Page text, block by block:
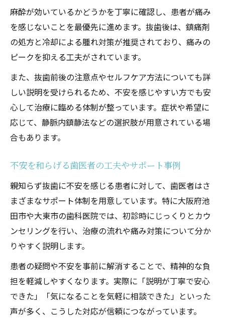
麻酔が効いているかどうかを丁寧に確認し、患者が痛み
を感じないことを最優先に進めます。抜歯後は、鎮痛剤
の処方と冷却による腫れ対策が推奨されており、痛みの
ピークを抑える工夫がされています。
また、抜歯前後の注意点やセルフケア方法についても詳
しい説明を受けられるため、不安を感じやすい方でも安
心して治療に臨める体制が整っています。症状や希望に
応じて、静脈内鎮静法などの選択肢が用意されている場
合もあります。
不安を和らげる歯医者の工夫やサポート事例
親知らず抜歯に不安を感じる患者に対して、歯医者はさ
まざまなサポート体制を用意しています。特に大阪府池
田市や大東市の歯科医院では、初診時にじっくりとカウ
ンセリングを行い、治療の流れや痛み対策について分か
りやすく説明します。
患者の疑問や不安を事前に解消することで、精神的な負
担を軽減しやすくなります。実際に「説明が丁寧で安心
できた」「気になることを気軽に相談できた」といった
声が多く、こうした対応が信頼につながっています。